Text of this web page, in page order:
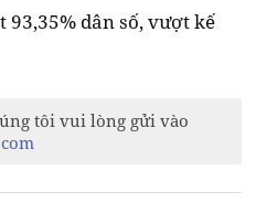
93,35% dân số, vượt kế
tôi vui lòng gửi vào